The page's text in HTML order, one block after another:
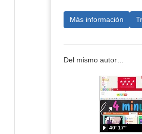
Más información
Del mismo autor…
40′ 17″